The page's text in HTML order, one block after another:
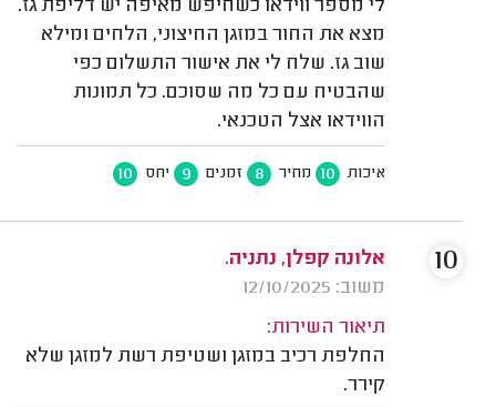
לי מספר ווידאו כשחיפש מאיפה יש דליפת גז.
מצא את החור במזגן החיצוני, הלחים ומילא
שוב גז. שלח לי את אישור התשלום כפי
שהבטיח עם כל מה שסוכם. כל תמונות
הווידאו אצל הטכנאי.
איכות 10 מחיר 8 זמנים 9 יחס 10
אלונה קפלן, נתניה.
משוב: 12/10/2025
תיאור השירות:
החלפת רכיב במזגן ושטיפת רשת למזגן שלא
קירר.
10